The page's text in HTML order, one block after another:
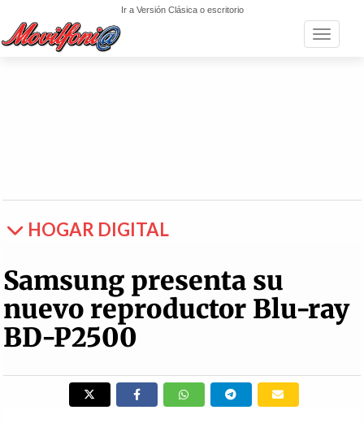
Ir a Versión Clásica o escritorio
Toggle
HOGAR DIGITAL
Samsung presenta su
nuevo reproductor Blu-ray
BD-P2500